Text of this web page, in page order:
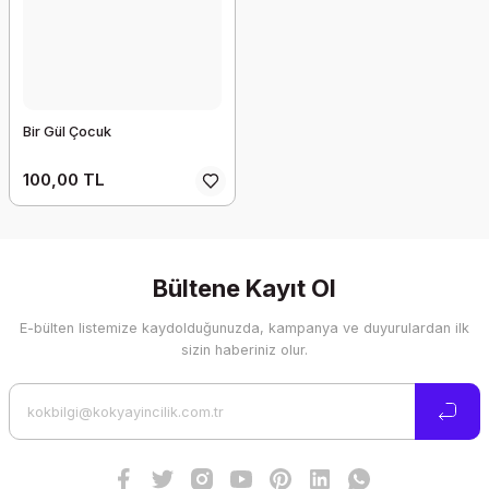
Bir Gül Çocuk
100,00 TL
Bültene Kayıt Ol
E-bülten listemize kaydolduğunuzda, kampanya ve duyurulardan ilk
sizin haberiniz olur.